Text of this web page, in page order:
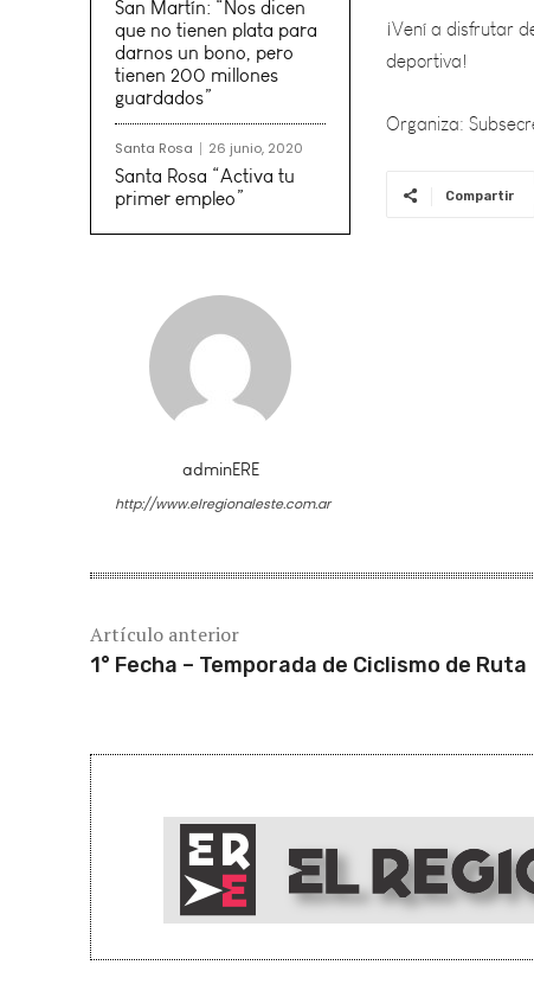
San Martín: “Nos dicen
que no tienen plata para
darnos un bono, pero
tienen 200 millones
guardados”
Santa Rosa 26 junio, 2020
Santa Rosa “Activa tu
primer empleo”
adminERE
http://www.elregionaleste.com.ar
Organiza:
Compartir
Artículo anterior
1° Fecha – Temporada de Ciclismo de Ruta